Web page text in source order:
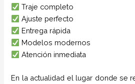
Traje completo
Ajuste perfecto
Entrega rápida
Modelos modernos
Atención inmediata
En la actualidad el lugar donde se